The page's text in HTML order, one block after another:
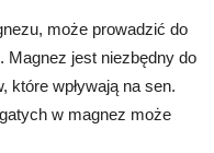
może prowadzić do
Magnez jest niezbędny do
które wpływają na sen.
w magnez może